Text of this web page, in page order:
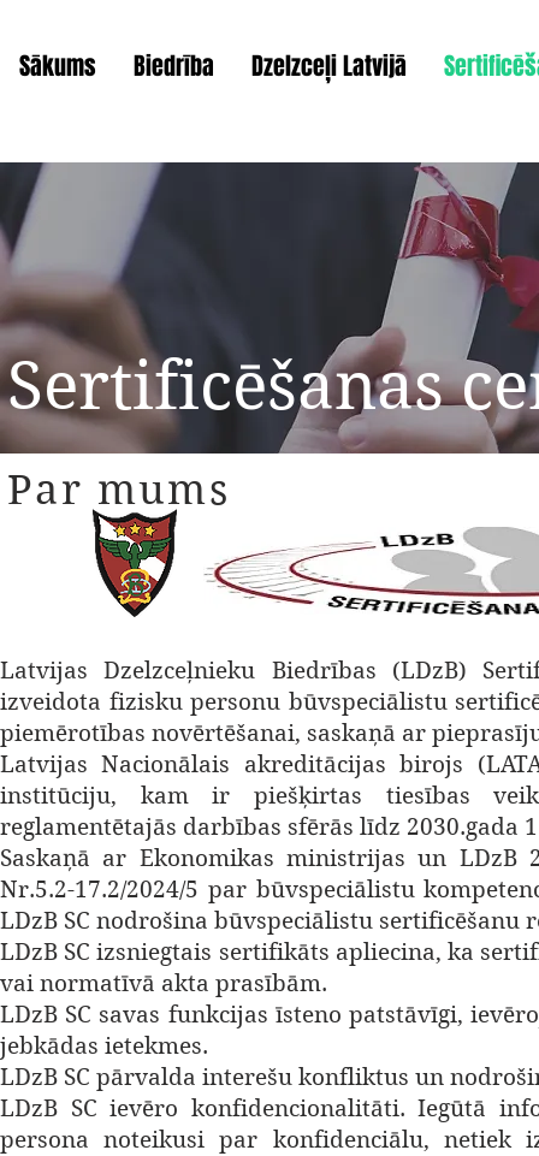
Sākums Biedrība Dzelzceļi Latvijā
Sertificēšanas
Par mums
Latvijas Dzelzceļnieku Biedrības (LDzB)
izveidota fizisku personu būvspeciālistu
piemērotības novērtēšanai, saskaņā ar
Latvijas Nacionālais akreditācijas birojs
institūciju, kam ir piešķirtas tiesības
reglamentētajās darbības sfērās līdz 2030.gada
Saskaņā ar Ekonomikas ministrijas un LDzB
Nr.5.2-17.2/2024/5 par būvspeciālistu
LDzB SC nodrošina būvspeciālistu sertificēšanu
LDzB SC izsniegtais sertifikāts apliecina, ka
vai normatīvā akta prasībām.
LDzB SC savas funkcijas īsteno patstāvīgi,
jebkādas ietekmes.
LDzB SC pārvalda interešu konfliktus un
LDzB SC ievēro konfidencionalitāti. Iegūtā
persona noteikusi par konfidenciālu, netiek